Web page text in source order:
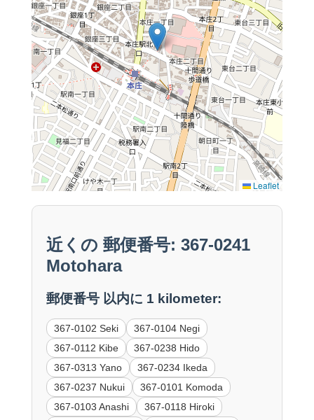
Leaflet
近くの 郵便番号: 367-0241
Motohara
郵便番号 以内に 1 kilometer:
367-0102 Seki
367-0104 Negi
367-0112 Kibe
367-0238 Hido
367-0313 Yano
367-0234 Ikeda
367-0237 Nukui
367-0101 Komoda
367-0103 Anashi
367-0118 Hiroki